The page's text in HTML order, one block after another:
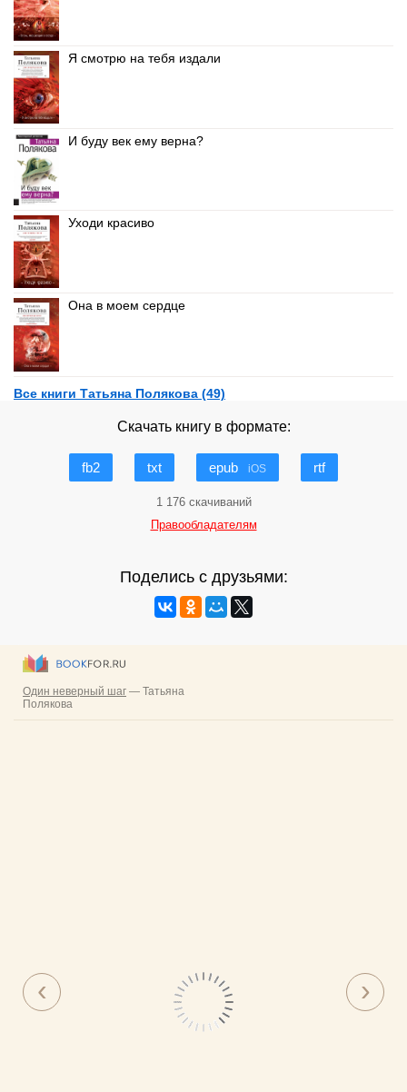
Я смотрю на тебя издали
И буду век ему верна?
Уходи красиво
Она в моем сердце
Все книги Татьяна Полякова (49)
Скачать книгу в формате:
fb2 txt epub iOS rtf
1 176 скачиваний
Правообладателям
Поделись с друзьями: